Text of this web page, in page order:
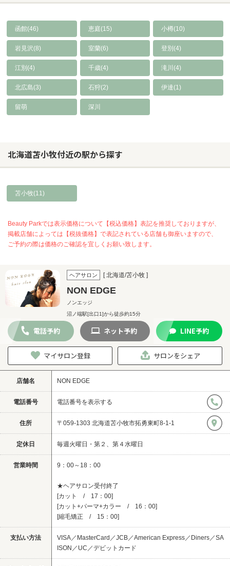
函館(46) 恵庭(15) 小樽(10)
岩見沢(8) 室蘭(6) 登別(4)
江別(4) 千歳(4) 滝川(4)
北広島(3) 石狩(2) 伊達(1)
留萌 深川
北海道苫小牧付近の駅から探す
苫小牧(11)
Beauty Parkでは表示価格について【税込価格】表記を推奨しておりますが、
掲載店舗によっては【税抜価格】で表記されている店舗も御座いますので、
ご予約の際は価格のご確認を宜しくお願い致します。
ヘアサロン [ 北海道/苫小牧 ]
NON EDGE
ノンエッジ
沼ノ端駅[出口1]から徒歩約15分
電話予約 ネット予約 LINE予約
マイサロン登録 サロンをシェア
店舗名 NON EDGE
電話番号 電話番号を表示する
住所 〒059-1303 北海道苫小牧市拓勇東町8-1-1
定休日 毎週火曜日・第２、第４水曜日
営業時間 9：00～18：00
★ヘアサロン受付終了
[カット / 17：00]
[カット+パーマ+カラー / 16：00]
[縮毛矯正 / 15：00]
支払い方法
VISA／MasterCard／JCB／American Express／Diners／SA
ISON／UC／デビットカード